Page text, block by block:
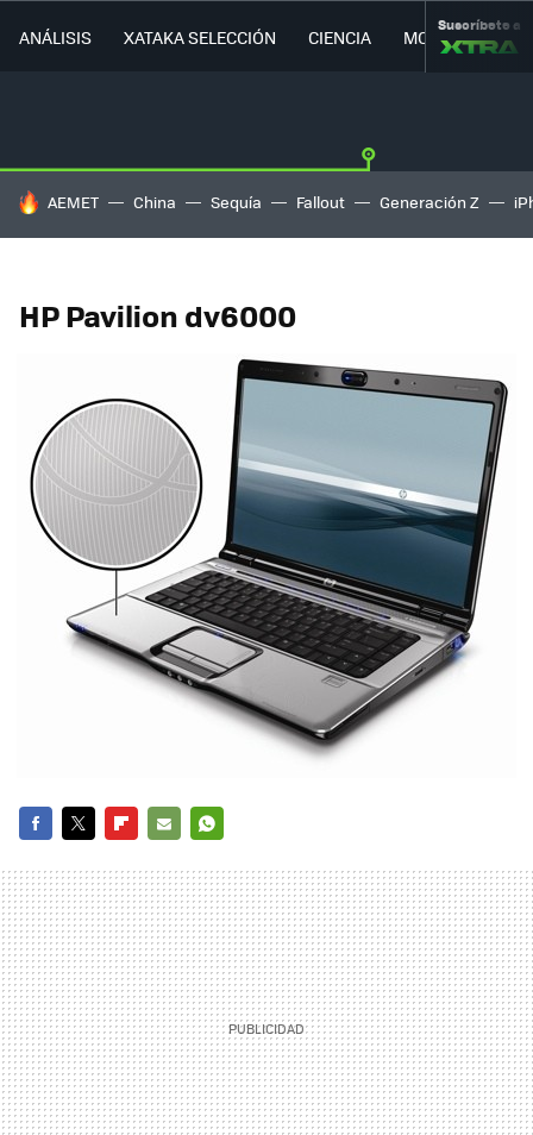
ANÁLISIS XATAKA SELECCIÓN CIENCIA MOVILIDAD
Suscríbete a
HOY SE HABLA DE
AEMET China Sequía Fallout Generación Z
HP Pavilion dv6000
MAIL